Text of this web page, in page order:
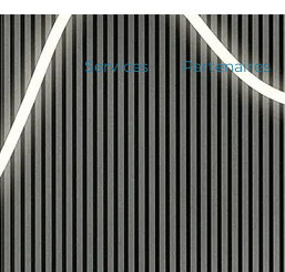
Services Partenaires